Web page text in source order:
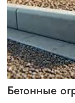
темная плитка
плитка с
уход за
Бетонные